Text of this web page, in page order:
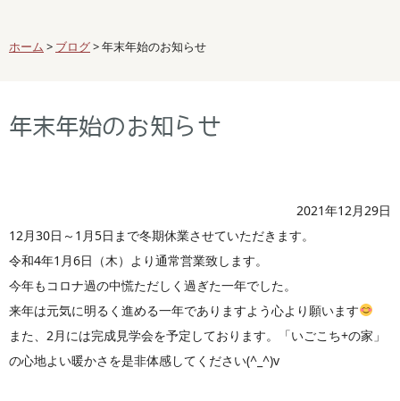
ホーム > ブログ>年末年始のお知らせ
年末年始のお知らせ
2021年12月29日
12月30日～1月5日まで冬期休業させていただきます。
令和4年1月6日（木）より通常営業致します。
今年もコロナ過の中慌ただしく過ぎた一年でした。
来年は元気に明るく進める一年でありますよう心より願います
また、2月には完成見学会を予定しております。「いごこち+の家」
の心地よい暖かさを是非体感してください(^_^)v